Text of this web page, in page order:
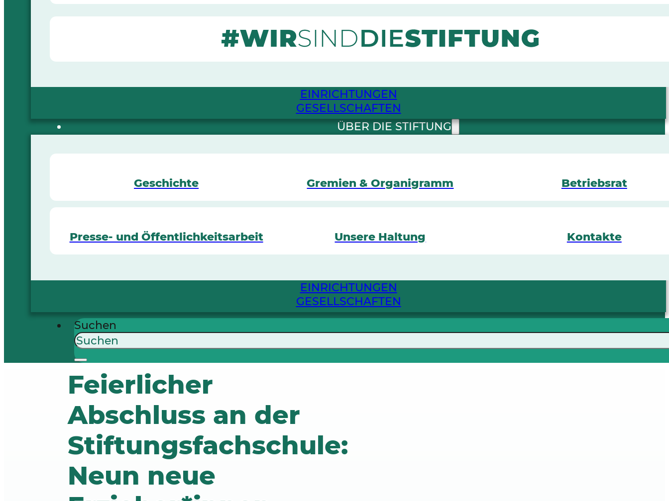
EINRICHTUNGEN
GESELLSCHAFTEN
ÜBER DIE STIFTUNG
Geschichte Gremien & Organigramm Betriebsrat
Presse- und Öffentlichkeitsarbeit Unsere Haltung Kontakte
EINRICHTUNGEN
GESELLSCHAFTEN
Suchen
Feierlicher
Abschluss an der
Stiftungsfachschule:
Neun neue